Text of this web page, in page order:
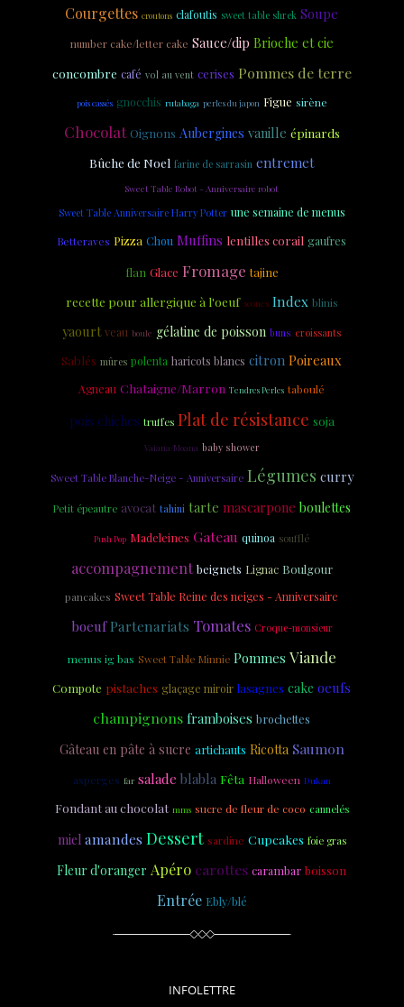
Courgettes croutons clafoutis sweet table shrek Soupe
number cake/letter cake Sauce/dip Brioche et cie
concombre café vol au vent cerises Pommes de terre
pois cassés gnocchis rutabaga perles du japon Figue sirène
Chocolat Oignons Aubergines vanille épinards
Bûche de Noel farine de sarrasin entremet
Sweet Table Robot - Anniversaire robot
Sweet Table Anniversaire Harry Potter une semaine de menus
Betteraves Pizza Chou Muffins lentilles corail gaufres
flan Glace Fromage tajine
recette pour allergique à l'oeuf scones Index blinis
yaourt veau boule gélatine de poisson buns croissants
Sablés mûres polenta haricots blancs citron Poireaux
Agneau Chataigne/Marron Tendres Perles taboulé
pois chiches truffes Plat de résistance soja
Vaiana/Moana baby shower
Sweet Table Blanche-Neige - Anniversaire Légumes curry
Petit épeautre avocat tahini tarte mascarpone boulettes
Push Pop Madeleines Gateau quinoa soufflé
accompagnement beignets Lignac Boulgour
pancakes Sweet Table Reine des neiges - Anniversaire
boeuf Partenariats Tomates Croque-monsieur
menus ig bas Sweet Table Minnie Pommes Viande
Compote pistaches glaçage miroir lasagnes cake oeufs
champignons framboises brochettes
Gâteau en pâte à sucre artichauts Ricotta Saumon
asperges far salade blabla Fêta Halloween Dukan
Fondant au chocolat mms sucre de fleur de coco cannelés
miel amandes Dessert sardine Cupcakes foie gras
Fleur d'oranger Apéro carottes carambar boisson
Entrée Ebly/blé
INFOLETTRE